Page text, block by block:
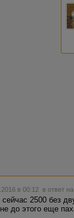
в 00:12 в ответ
2500 без
до этого еще